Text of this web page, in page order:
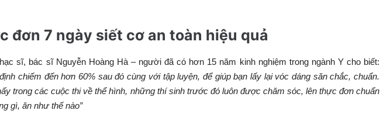
đơn 7 ngày siết cơ an toàn hiệu quả
sĩ, bác sĩ Nguyễn Hoàng Hà – người đã có hơn 15 năm kinh nghiệm trong ngành Y cho biết:
chiếm đến hơn 60% sau đó cùng với tập luyện, để giúp bạn lấy lại vóc dáng săn chắc, chuẩn.
trong các cuộc thi về thể hình, những thí sinh trước đó luôn được chăm sóc, lên thực đơn chuẩn
gì, ăn như thế nào”